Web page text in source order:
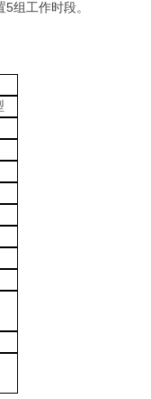
5组工作时段。